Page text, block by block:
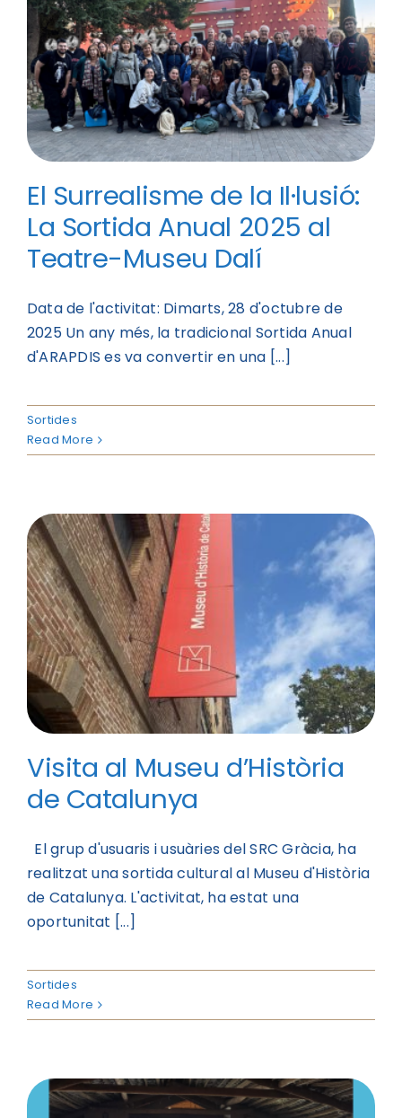
El Surrealisme de la Il·lusió:
La Sortida Anual 2025 al
Teatre-Museu Dalí
Data de l'activitat: Dimarts, 28 d'octubre de
2025 Un any més, la tradicional Sortida Anual
d'ARAPDIS es va convertir en una [...]
Sortides
Read More
Visita al Museu d’Història
de Catalunya
El grup d'usuaris i usuàries del SRC Gràcia, ha
realitzat una sortida cultural al Museu d'Història
de Catalunya. L'activitat, ha estat una
oportunitat [...]
Sortides
Read More